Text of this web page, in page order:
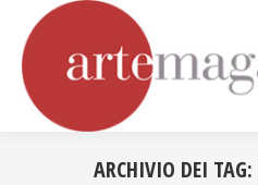
ARCHIVIO DEI TAG: